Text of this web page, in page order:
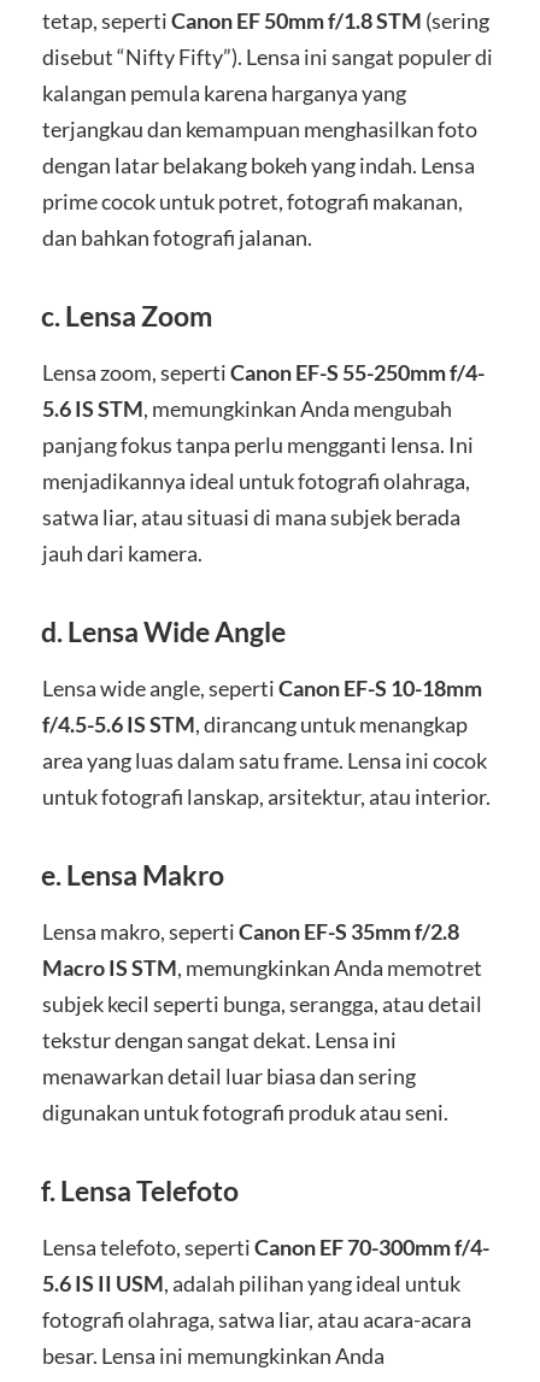
tetap, sepertiCanon EF 50mm f/1.8 STM (sering
disebut “Nifty Fifty”). Lensa ini sangat populer di
kalangan pemula karena harganya yang
terjangkau dan kemampuan menghasilkan foto
dengan latar belakang bokeh yang indah. Lensa
prime cocok untuk potret, fotografi makanan,
dan bahkan fotografi jalanan.
c.Lensa Zoom
Lensa zoom, sepertiCanon EF-S 55-250mm f/4-
5.6 IS STM, memungkinkan Anda mengubah
panjang fokus tanpa perlu mengganti lensa. Ini
menjadikannya ideal untuk fotografi olahraga,
satwa liar, atau situasi di mana subjek berada
jauh dari kamera.
d.Lensa Wide Angle
Lensa wide angle, sepertiCanon EF-S 10-18mm
f/4.5-5.6 IS STM, dirancang untuk menangkap
area yang luas dalam satu frame. Lensa ini cocok
untuk fotografi lanskap, arsitektur, atau interior.
e.Lensa Makro
Lensa makro, sepertiCanon EF-S 35mm f/2.8
Macro IS STM, memungkinkan Anda memotret
subjek kecil seperti bunga, serangga, atau detail
tekstur dengan sangat dekat. Lensa ini
menawarkan detail luar biasa dan sering
digunakan untuk fotografi produk atau seni.
f.Lensa Telefoto
Lensa telefoto, sepertiCanon EF 70-300mm f/4-
5.6 IS II USM, adalah pilihan yang ideal untuk
fotografi olahraga, satwa liar, atau acara-acara
besar. Lensa ini memungkinkan Anda